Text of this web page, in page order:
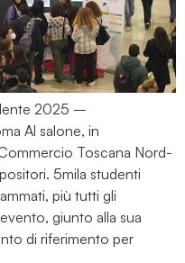
2025 –
Al salone, in
Toscana Nord-
5mila studenti
più tutti gli
giunto alla sua
di riferimento per